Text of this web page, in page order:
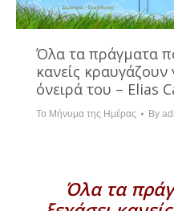
Όλα τα πράγματα
κανείς κραυγάζουν
όνειρά του – Elias
Το Μήνυμα της Ημέρας By
Όλα τα